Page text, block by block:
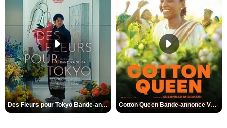
Des Fleurs pour Tokyo Bande-annonce VO STFR Cotton Queen Bande-annonce VO STFR